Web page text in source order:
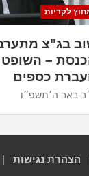
לקריות
בג"צ
– השופט
כספים
באב ה׳תשפ״ו
הצהרת נגישות |